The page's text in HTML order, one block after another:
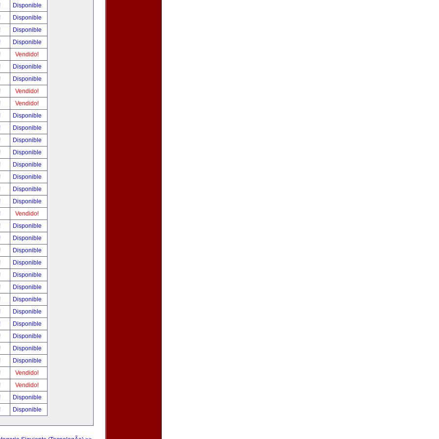
Disponible
Disponible
Disponible
Disponible
Vendido!
Disponible
Disponible
Vendido!
Vendido!
Disponible
Disponible
Disponible
Disponible
Disponible
Disponible
Disponible
Disponible
Vendido!
Disponible
Disponible
Disponible
Disponible
Disponible
Disponible
Disponible
Disponible
Disponible
Disponible
Disponible
Disponible
Vendido!
Vendido!
Disponible
Disponible